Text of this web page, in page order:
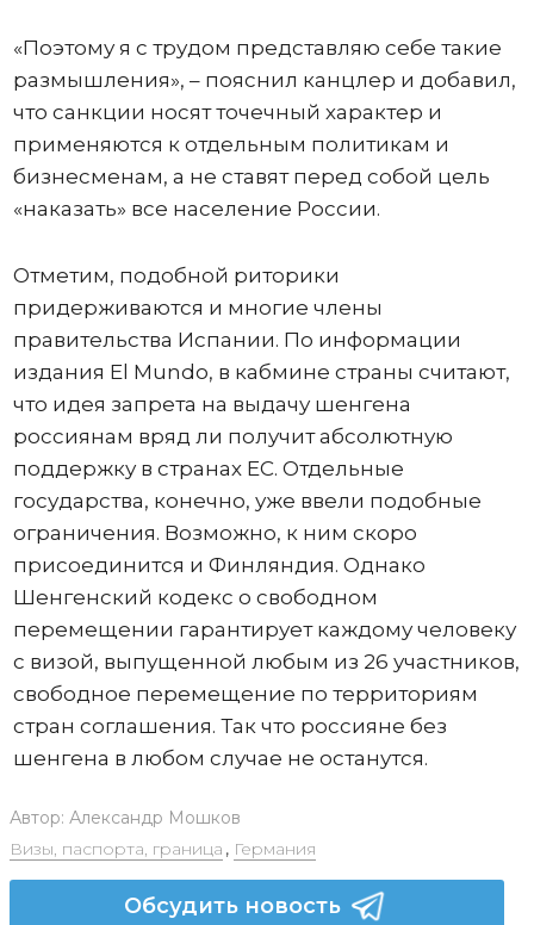
«Поэтому я с трудом представляю себе такие
размышления», – пояснил канцлер и добавил,
что санкции носят точечный характер и
применяются к отдельным политикам и
бизнесменам, а не ставят перед собой цель
«наказать» все население России.
Отметим, подобной риторики
придерживаются и многие члены
правительства Испании. По информации
издания El Mundo, в кабмине страны считают,
что идея запрета на выдачу шенгена
россиянам вряд ли получит абсолютную
поддержку в странах ЕС. Отдельные
государства, конечно, уже ввели подобные
ограничения. Возможно, к ним скоро
присоединится и Финляндия. Однако
Шенгенский кодекс о свободном
перемещении гарантирует каждому человеку
с визой, выпущенной любым из 26 участников,
свободное перемещение по территориям
стран соглашения. Так что россияне без
шенгена в любом случае не останутся.
Автор: Александр Мошков
Визы, паспорта, граница , Германия
Обсудить новость